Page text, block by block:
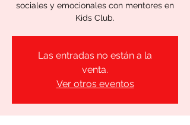
sociales y emocionales con mentores en
Kids Club.
Las entradas no están a la
venta.
Ver otros eventos